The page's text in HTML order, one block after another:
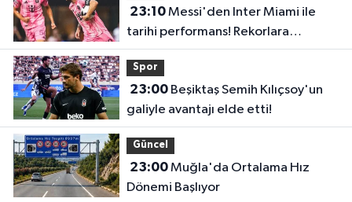
23:10Messi'den Inter Miami ile
tarihi performans! Rekorlara
doymuyor
Spor
23:00Beşiktaş Semih Kılıçsoy'un
galiyle avantajı elde etti!
Güncel
23:00Muğla'da Ortalama Hız
Dönemi Başlıyor